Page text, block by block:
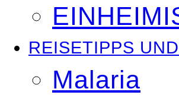
REISETIPPS
Malaria